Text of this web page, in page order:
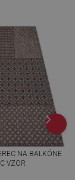
NA BALKÓNE
VZOR